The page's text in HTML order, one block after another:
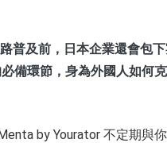
普及前，日本企業還會包
備環節，身為外國人如何
by Yourator 不定期與